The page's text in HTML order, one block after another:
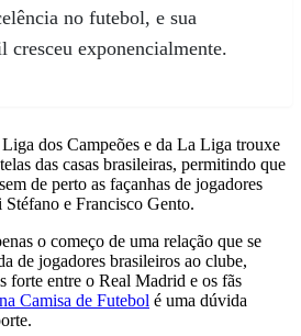
no futebol, e sua
exponencialmente.
dos Campeões e da La Liga trouxe
das casas brasileiras, permitindo que
de perto as façanhas de jogadores
e Francisco Gento.
o começo de uma relação que se
de jogadores brasileiros ao clube,
forte entre o Real Madrid e os fãs
Camisa de Futebol é uma dúvida